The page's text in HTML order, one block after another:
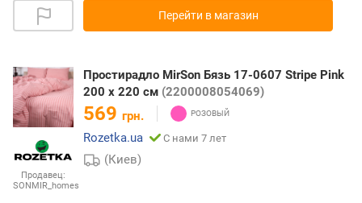
Перейти в магазин
Продавец:
SONMIR_homes
Простирадло MirSon Бязь 17-0607 Stripe Pink
200 х 220 см (2200008054069)
569 грн.
Rozetka.ua
С нами 7 лет
(Киев)